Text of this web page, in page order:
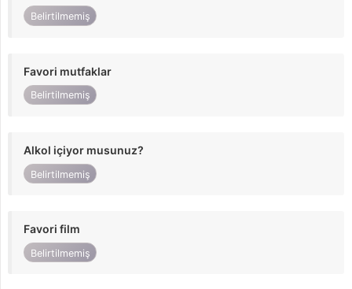
Belirtilmemiş
Favori mutfaklar
Belirtilmemiş
Alkol içiyor musunuz?
Belirtilmemiş
Favori film
Belirtilmemiş